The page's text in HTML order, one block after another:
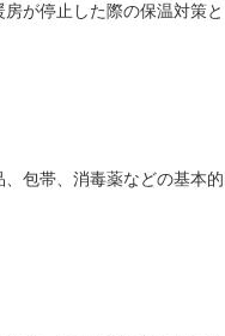
房が停止した際の保温対策
、包帯、消毒薬などの基本